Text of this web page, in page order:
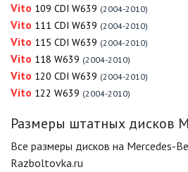
Vito 109 CDI W639 (2004-2010)
Vito 111 CDI W639 (2004-2010)
Vito 115 CDI W639 (2004-2010)
Vito 118 W639 (2004-2010)
Vito 120 CDI W639 (2004-2010)
Vito 122 W639 (2004-2010)
Размеры штатных дисков
Все размеры дисков на Mercedes-
Razboltovka.ru